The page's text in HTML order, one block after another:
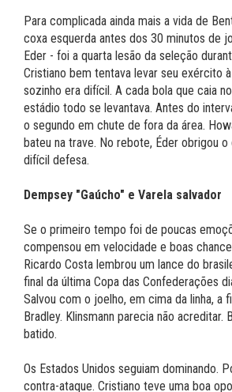
Para complicada ainda mais a vida de
coxa esquerda antes dos 30 minutos de
Eder - foi a quarta lesão da seleção
Cristiano bem tentava levar seu exército
sozinho era difícil. A cada bola que caia
estádio todo se levantava. Antes do
o segundo em chute de fora da área.
bateu na trave. No rebote, Éder obrigou
difícil defesa.
Dempsey "Gaúcho" e Varela salvador
Se o primeiro tempo foi de poucas
compensou em velocidade e boas
Ricardo Costa lembrou um lance do
final da última Copa das Confederações
Salvou com o joelho, em cima da linha, a
Bradley. Klinsmann parecia não acreditar.
batido.
Os Estados Unidos seguiam dominando.
contra-ataque. Cristiano teve uma boa